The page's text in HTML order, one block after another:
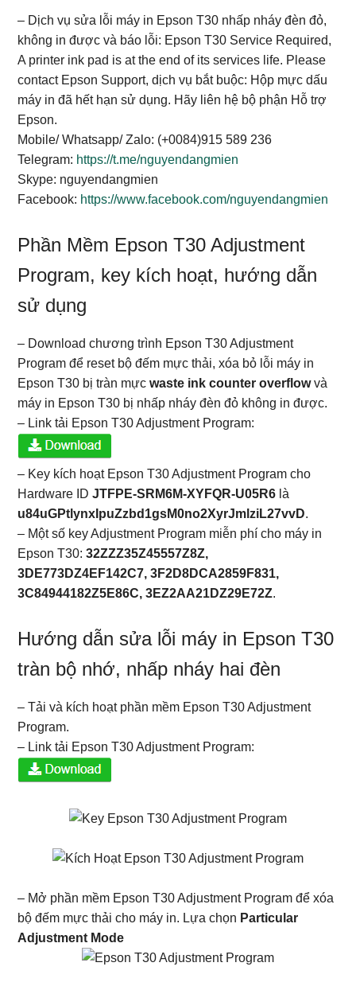
– Dịch vụ sửa lỗi máy in Epson T30 nhấp nháy đèn đỏ,
không in được và báo lỗi: Epson T30 Service Required,
A printer ink pad is at the end of its services life. Please
contact Epson Support, dịch vụ bắt buộc: Hộp mực dấu
máy in đã hết hạn sử dụng. Hãy liên hệ bộ phận Hỗ trợ
Epson.
Mobile/ Whatsapp/ Zalo: (+0084)915 589 236
Telegram: https://t.me/nguyendangmien
Skype: nguyendangmien
Facebook: https://www.facebook.com/nguyendangmien
Phần Mềm Epson T30 Adjustment
Program, key kích hoạt, hướng dẫn
sử dụng
– Download chương trình Epson T30 Adjustment
Program để reset bộ đếm mực thải, xóa bỏ lỗi máy in
Epson T30 bị tràn mựcwaste ink counter overflowvà
máy in Epson T30 bị nhấp nháy đèn đỏ không in được.
– Link tải Epson T30 Adjustment Program:
– Key kích hoạt Epson T30 Adjustment Program cho
Hardware IDJTFPE-SRM6M-XYFQR-U05R6 là
u84uGPtlynxIpuZzbd1gsM0no2XyrJmlziL27vvD.
– Một số key Adjustment Program miễn phí cho máy in
Epson T30:32ZZZ35Z45557Z8Z,
3DE773DZ4EF142C7, 3F2D8DCA2859F831,
3C84944182Z5E86C, 3EZ2AA21DZ29E72Z.
Hướng dẫn sửa lỗi máy in Epson T30
tràn bộ nhớ, nhấp nháy hai đèn
– Tải và kích hoạt phần mềm Epson T30 Adjustment
Program.
– Link tải Epson T30 Adjustment Program:
– Mở phần mềm Epson T30 Adjustment Program để xóa
bộ đếm mực thải cho máy in. Lựa chọn Particular
Adjustment Mode